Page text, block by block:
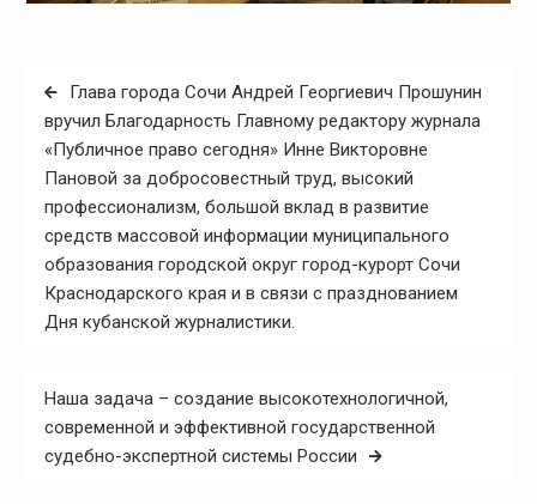
Навигация
по
записям
Глава города Сочи Андрей Георгиевич Прошунин
вручил Благодарность Главному редактору журнала
«Публичное право сегодня» Инне Викторовне
Пановой за добросовестный труд, высокий
профессионализм, большой вклад в развитие
средств массовой информации муниципального
образования городской округ город-курорт Сочи
Краснодарского края и в связи с празднованием
Дня кубанской журналистики.
Наша задача – создание высокотехнологичной,
современной и эффективной государственной
судебно-экспертной системы России